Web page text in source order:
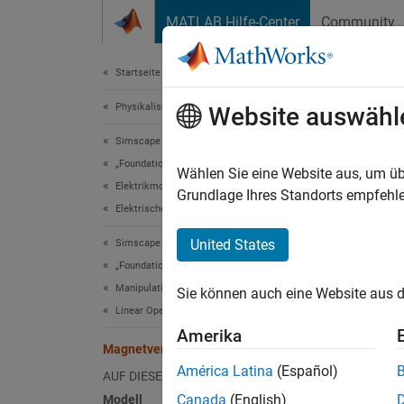
MATLAB Hilfe-Center Community
Startseite der Dokumentation
Physikalische Modellierung
Simscape
„Foundation“-Blockbibliotheken
Elektrikmodelle
Elektrische Systeme
Simscape
„Foundation“-Blockbibliotheken
Manipulation physikalischer Signale
Linear Operators
Magnetventil
AUF DIESER SEITE
Modell
In
Da L
Website
Wählen Sie eine Website aus, um
Grundlage Ihres Standorts
United States
Sie können auch eine Website aus
Amerika
América Latina (Español)
Canada (English)